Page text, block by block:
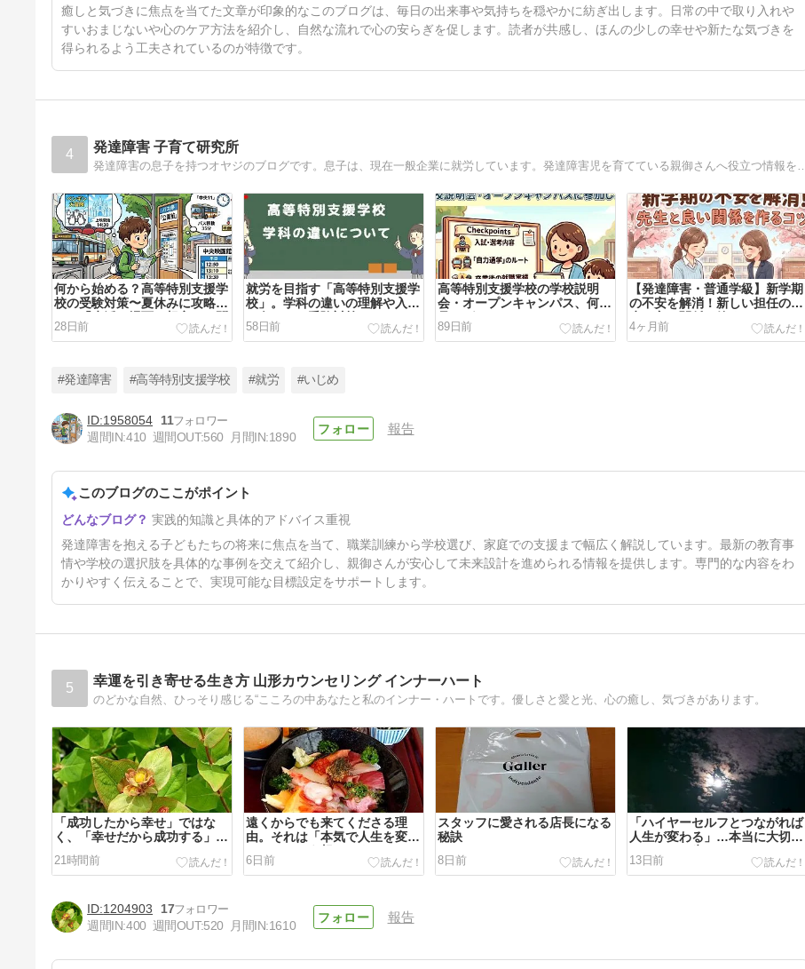
4日前
癒しと気づきに焦点を当てた文章が印象的なこのブログは、毎日の出来事や気持ちを穏やかに紡ぎ出します。日常の中で取り入れや
すいおまじないや心のケア方法を紹介し、自然な流れで心の安らぎを促します。読者が共感し、ほんの少しの幸せや新たな気づきを
得られるよう工夫されているのが特徴です。
4 発達障害 子育て研究所
何から始める？高等特別支援学
校の受験対策〜夏休みに攻略し
たい「生活の場面を想定した問
題」〜
28日前
就労を目指す「高等特別支援学
校」。学科の違いの理解や入試
に向けたお受験対策マニュアル
58日前
高等特別支援学校の学校説明
会・オープンキャンパス、何を
見ればいい？チェックリスト＆
質問例付き
89日前
【発達障害・普通学級】新学期
の不安を解消！新しい担任の先
生と良い関係を築くコツ
4ヶ月前
できる！発達障害児の理解力を
ワンランク上げる方法
6ヶ月前
#発達障害 #高等特別支援学校 #就労 #いじめ
1958054
11
週間IN:410 週間OUT:560 月間IN:1890
報告
このブログのここがポイント
実践的知識と具体的アドバイス重視
発達障害を抱える子どもたちの将来に焦点を当て、職業訓練から学校選び、家庭での支援まで幅広く解説しています。最新の教育事
情や学校の選択肢を具体的な事例を交えて紹介し、親御さんが安心して未来設計を進められる情報を提供します。専門的な内容をわ
かりやすく伝えることで、実現可能な目標設定をサポートします。
5 幸運を引き寄せる生き方 山形カウンセリング インナーハート
のどかな自然、ひっそり感じる“こころの中あなたと私のインナー・ハートです。優しさと愛と光、心の癒し、気づきがあります。
「成功したから幸せ」ではな
く、「幸せだから成功する」の
です。
21時間前
遠くからでも来てくださる理
由。それは「本気で人生を変え
たい」という想いです。
6日前
スタッフに愛される店長になる
秘訣
8日前
「ハイヤーセルフとつながれば
人生が変わる」…本当に大切な
のは、その先です。
13日前
1204903
17
週間IN:400 週間OUT:520 月間IN:1610
報告